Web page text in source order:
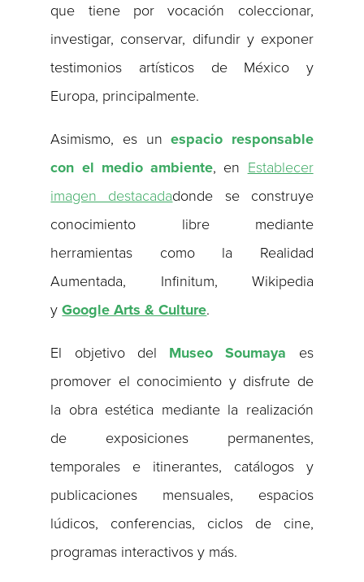
que tiene por vocación coleccionar,
investigar, conservar, difundir y exponer
testimonios artísticos de México y
Europa, principalmente.
Asimismo, es unespacio responsable
con el medio ambiente, en Establecer
imagen destacadadonde se construye
conocimiento libre mediante
herramientas como la Realidad
Aumentada, Infinitum, Wikipedia
yGoogle Arts & Culture.
El objetivo del Museo Soumaya es
promover el conocimiento y disfrute de
la obra estética mediante la realización
de exposiciones permanentes,
temporales e itinerantes, catálogos y
publicaciones mensuales, espacios
lúdicos, conferencias, ciclos de cine,
programas interactivos y más.